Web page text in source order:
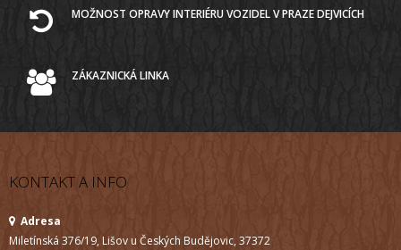
MOŽNOST OPRAVY INTERIÉRU VOZIDEL V PRAZE DEJVICÍCH
ZÁKAZNICKÁ LINKA
KONTAKT A INFO
Adresa
Miletínská 376/19, Lišov u Českých Budějovic, 37372